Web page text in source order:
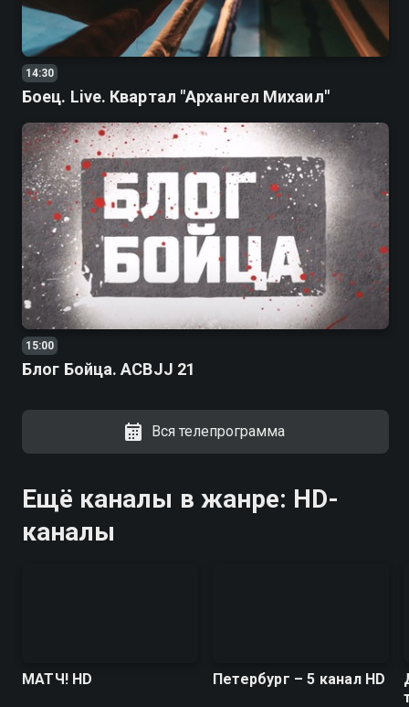
14:30
Боец. Live. Квартал "Архангел Михаил"
15:00
Блог Бойца. ACBJJ 21
Вся телепрограмма
Ещё каналы в жанре: HD-
каналы
МАТЧ! HD Петербург – 5 канал HD